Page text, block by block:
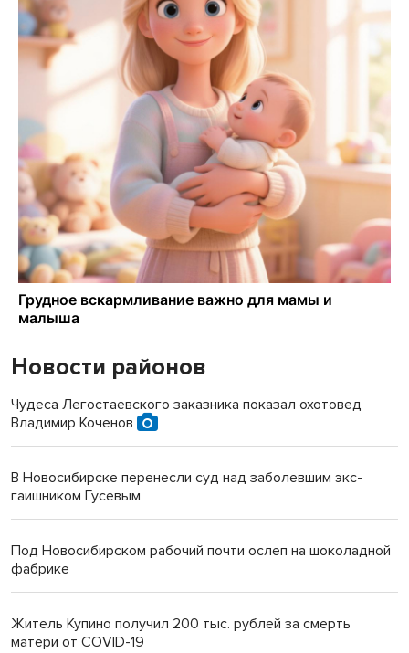
Новости районов
Чудеса Легостаевского заказника показал охотовед
Владимир Коченов
В Новосибирске перенесли суд над заболевшим экс-
гаишником Гусевым
Под Новосибирском рабочий почти ослеп на шоколадной
фабрике
Житель Купино получил 200 тыс. рублей за смерть
матери от COVID-19